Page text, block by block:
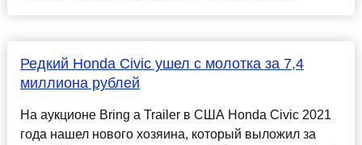
Редкий Honda Civic ушел с молотка за 7,4
миллиона рублей
На аукционе Bring a Trailer в США Honda Civic 2021
года нашел нового хозяина, который выложил за